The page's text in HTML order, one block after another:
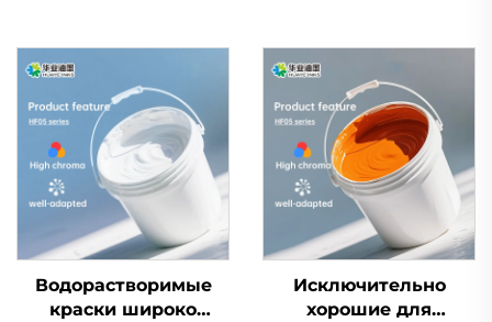
Водорастворимые
краски широко
Исключительно
хорошие для